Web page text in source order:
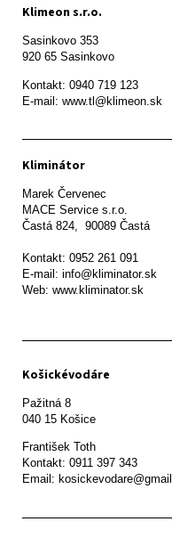
Klimeon s.r.o.
Sasinkovo 353
920 65 Sasinkovo
Kontakt: 0940 719 123
E-mail: www.tl@klimeon.sk
Kliminátor
Marek Červenec
MACE Service s.r.o.
Častá 824,  90089 Častá
Kontakt: 0952 261 091
E-mail: info@kliminator.sk
Web: www.kliminator.sk
Košickévodáre
Pažitná 8
František Toth
Kontakt: 0911 397 343
Email: